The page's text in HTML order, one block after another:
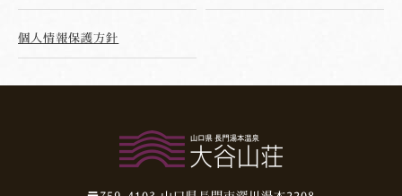
個人情報保護方針